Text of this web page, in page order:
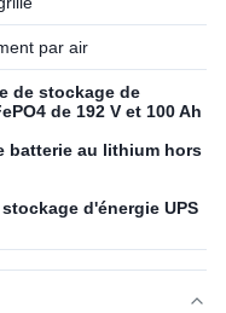
par air
de stockage de
de 192 V et 100 Ah
batterie au lithium hors
d'énergie UPS